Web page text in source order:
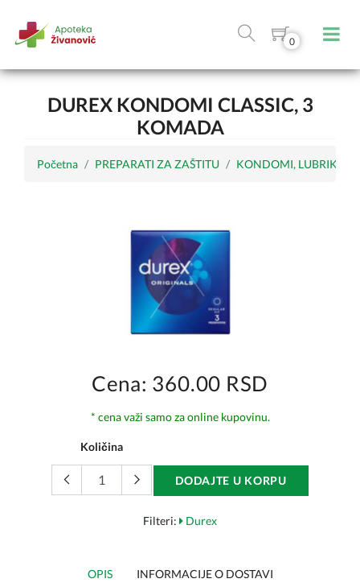
0
DUREX KONDOMI CLASSIC, 3
KOMADA
Početna PREPARATI ZA ZAŠTITU KONDOMI,
Cena: 360.00 RSD
* cena važi samo za online kupovinu.
Količina
DODAJTE U KORPU
Filteri: Durex
OPIS INFORMACIJE O DOSTAVI